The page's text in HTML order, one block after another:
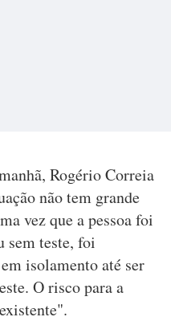
Rogério Correia
não tem grande
vez que a pessoa foi
sem teste, foi
isolamento até ser
O risco para a